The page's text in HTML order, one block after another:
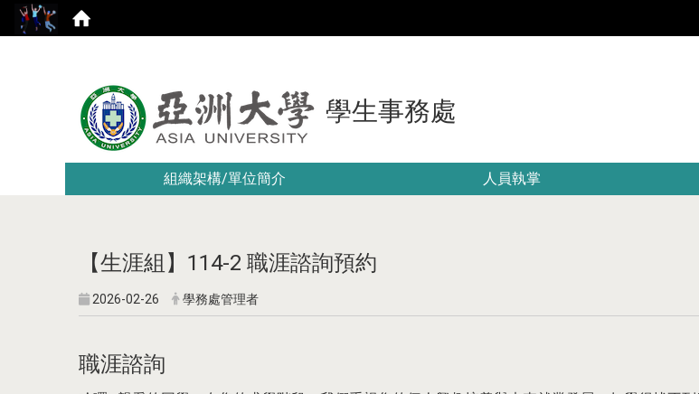
學生事務處
組織架構/單位簡介 人員執掌
【生涯組】114-2 職涯諮詢預約
2026-02-26 學務處管理者
職涯諮詢